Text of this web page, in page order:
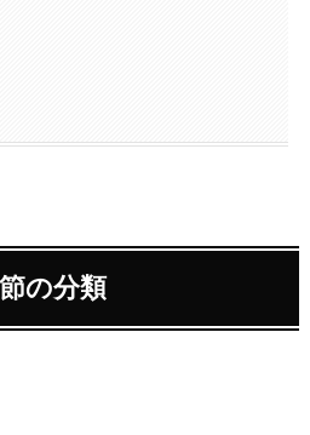
の分類